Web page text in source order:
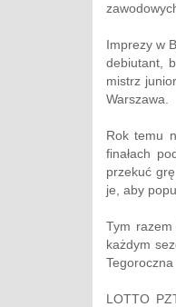
Imprezy w
debiutant,
mistrz
Warszawa.
Rok temu
finałach
przekuć
je, aby
Tym
każdym
LOTTO